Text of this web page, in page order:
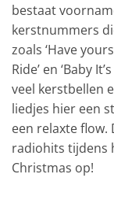
bestaat
kerstnummers
zoals ‘Have
Ride’ en ‘Baby
veel kerstbellen
liedjes hier een
een relaxte flow.
radiohits tijdens
Christmas op!